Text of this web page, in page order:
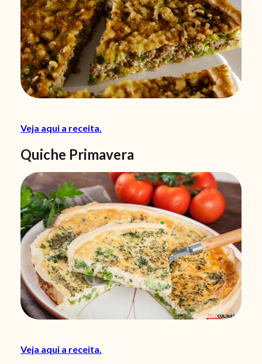
Veja aqui a receita.
Quiche Primavera
Veja aqui a receita.